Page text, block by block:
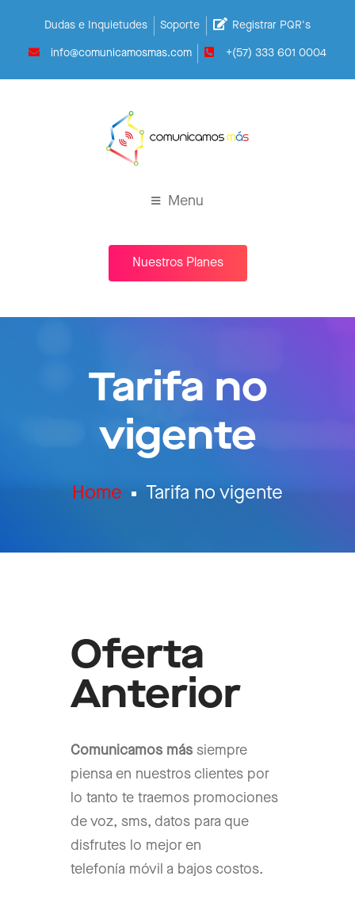
Dudas e Inquietudes Soporte Registrar PQR's
info@comunicamosmas.com +(57) 333 601 0004
Menu
Nuestros Planes
Tarifa no
vigente
Home Tarifa no vigente
Oferta
Anterior
Comunicamos más siempre
piensa en nuestros clientes por
lo tanto te traemos promociones
de voz, sms, datos para que
disfrutes lo mejor en
telefonía móvil a bajos costos.